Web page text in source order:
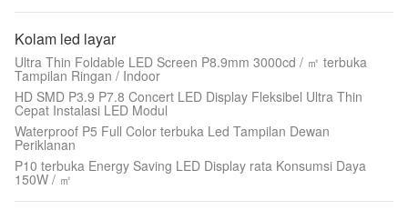
Kolam led layar
Ultra Thin Foldable LED Screen P8.9mm 3000cd / ㎡ terbuka
Tampilan Ringan / Indoor
HD SMD P3.9 P7.8 Concert LED Display Fleksibel Ultra Thin
Cepat Instalasi LED Modul
Waterproof P5 Full Color terbuka Led Tampilan Dewan
Periklanan
P10 terbuka Energy Saving LED Display rata Konsumsi Daya
150W / ㎡